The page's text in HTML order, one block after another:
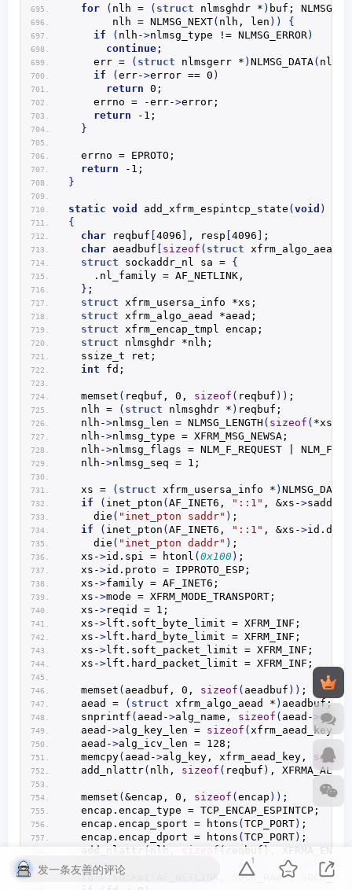
for ( nlh = ( struct nlmsghdr * ) buf; NLMSG_OK
       nlh =
NLMSG_NEXT( nlh, len ))
{
if
( nlh->nlmsg_type != NLMSG_ERROR)
continue ;
    err =
( struct nlmsgerr * ) NLMSG_DATA( nlh
if
( err->error == 0 )
return 0;
    errno = -err-
>error;
return -1;
}
  errno = EPROTO;
return -1;
}
static void add_xfrm_espintcp_state ( void )
{
char reqbuf 4096 , resp 4096
;
char aeadbuf sizeof ( struct xfrm_algo_aead
struct sockaddr_nl sa = {
    .nl_family = AF_NETLINK,
} ;
struct xfrm_usersa_info *xs;
struct xfrm_algo_aead *aead;
struct xfrm_encap_tmpl encap;
struct nlmsghdr *nlh;
  ssize_t ret;
int fd;
memset ( reqbuf, 0, sizeof ( reqbuf )) ;
  nlh =
( struct nlmsghdr * ) reqbuf;
  nlh-
>nlmsg_len = NLMSG_LENGTH ( sizeof ( *xs
  nlh-
>nlmsg_type = XFRM_MSG_NEWSA;
  nlh-
>nlmsg_flags = NLM_F_REQUEST |
  nlh-
>nlmsg_seq = 1;
  xs =
( struct xfrm_usersa_info * ) NLMSG_DATA
if
( inet_pton ( AF_INET6, "::1" , &xs->saddr.
die ( "inet_pton saddr" ) ;
if
( inet_pton ( AF_INET6, "::1" , &xs->id.
die ( "inet_pton daddr" ) ;
  xs-
>id. spi = htonl ( 0x100) ;
  xs-
>id. proto = IPPROTO_ESP;
  xs-
>family = AF_INET6;
  xs-
>mode = XFRM_MODE_TRANSPORT;
  xs-
>reqid = 1;
  xs-
>lft. soft_byte_limit = XFRM_INF;
  xs-
>lft. hard_byte_limit = XFRM_INF;
  xs-
>lft. soft_packet_limit = XFRM_INF;
  xs-
>lft. hard_packet_limit = XFRM_INF;
memset ( aeadbuf, 0, sizeof ( aeadbuf )) ;
  aead =
( struct xfrm_algo_aead * ) aeadbuf;
snprintf ( aead->alg_name, sizeof ( aead->
  aead-
>alg_key_len = sizeof ( xfrm_aead_key
*
  aead-
>alg_icv_len = 128;
memcpy( aead->alg_key, xfrm_aead_key, sizeof
add_nlattr( nlh, sizeof ( reqbuf ) ,
memset ( &encap, 0, sizeof ( encap )) ;
  encap.
encap_type = TCP_ENCAP_ESPINTCP;
  encap.
encap_sport = htons ( TCP_PORT) ;
  encap.
encap_dport = htons ( TCP_PORT) ;
add_nlattr
( nlh, sizeof ( reqbuf ) ,
  fd =
socket
AF_NETLINK, SOCK_RAW |
发一条友善的评论
1